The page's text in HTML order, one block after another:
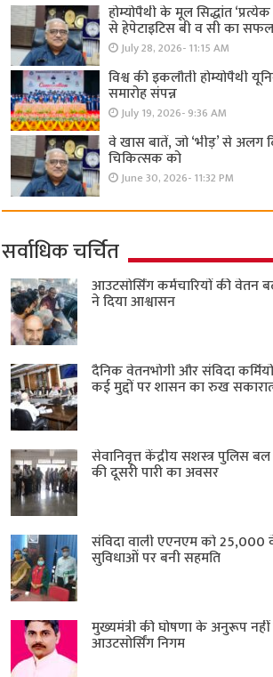
होम्योपैथी के मूल सिद्धांत
से हेपेटाइटिस बी व सी का
July 28, 2026- 11:15 AM
विश्व की इकलौती होम्योपैथी
समारोह संपन्न
July 19, 2026- 9:36 AM
वे खास बातें, जो ‘भीड़’ से अलग
चिकित्सक को
June 30, 2026- 11:32 PM
सर्वाधिक चर्चित
आउटसोर्सिंग कर्मचारियों की वेतन
ने दिया आश्वासन
दैनिक वेतनभोगी और संविदा
कई मुद्दों पर शासन का रुख
सेवानिवृत्त केंद्रीय सशस्त्र पुलिस
की दूसरी पारी का अवसर
संविदा वाली एएनएम को
सुविधाओं पर बनी सहमति
मुख्यमंत्री की घोषणा के अनुरूप नहीं
आउटसोर्सिंग निगम